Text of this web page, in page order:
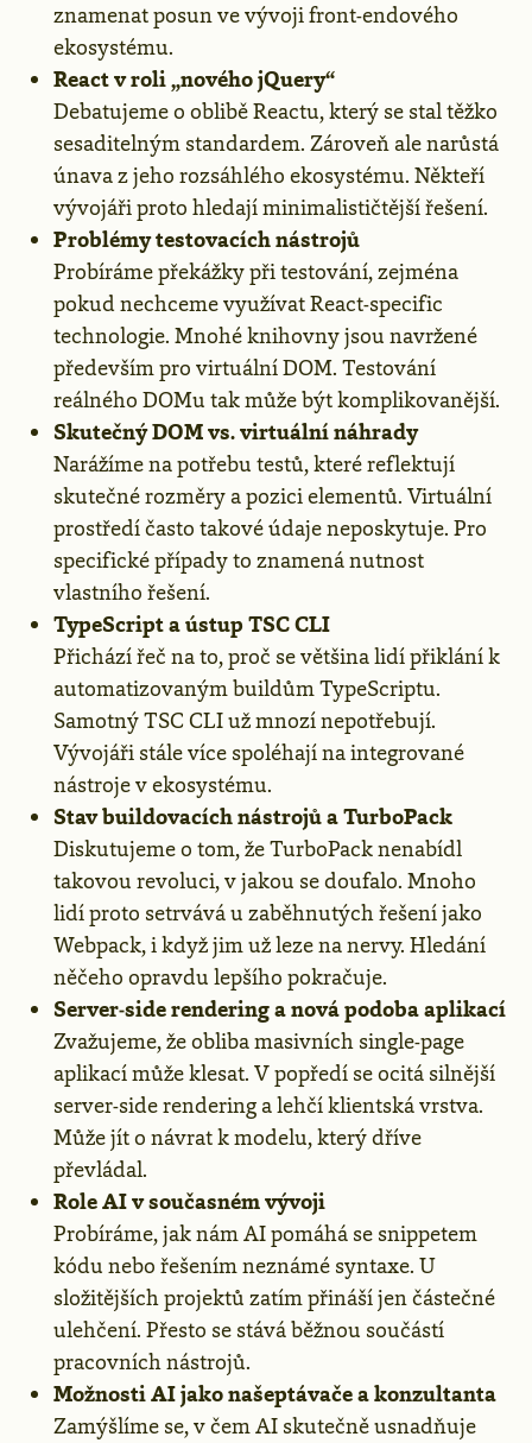
znamenat posun ve vývoji front‑endového
ekosystému.
React v roli „nového jQuery“
Debatujeme o oblibě Reactu, který se stal těžko
sesaditelným standardem. Zároveň ale narůstá
únava z jeho rozsáhlého ekosystému. Někteří
vývojáři proto hledají minimalističtější řešení.
Problémy testovacích nástrojů
Probíráme překážky při testování, zejména
pokud nechceme využívat React‑specific
technologie. Mnohé knihovny jsou navržené
především pro virtuální DOM. Testování
reálného DOMu tak může být komplikovanější.
Skutečný DOM vs. virtuální náhrady
Narážíme na potřebu testů, které reflektují
skutečné rozměry a pozici elementů. Virtuální
prostředí často takové údaje neposkytuje. Pro
specifické případy to znamená nutnost
vlastního řešení.
TypeScript a ústup TSC CLI
Přichází řeč na to, proč se většina lidí přiklání k
automatizovaným buildům TypeScriptu.
Samotný TSC CLI už mnozí nepotřebují.
Vývojáři stále více spoléhají na integrované
nástroje v ekosystému.
Stav buildovacích nástrojů a TurboPack
Diskutujeme o tom, že TurboPack nenabídl
takovou revoluci, v jakou se doufalo. Mnoho
lidí proto setrvává u zaběhnutých řešení jako
Webpack, i když jim už leze na nervy. Hledání
něčeho opravdu lepšího pokračuje.
Server‑side rendering a nová podoba aplikací
Zvažujeme, že obliba masivních single‑page
aplikací může klesat. V popředí se ocitá silnější
server‑side rendering a lehčí klientská vrstva.
Může jít o návrat k modelu, který dříve
převládal.
Role AI v současném vývoji
Probíráme, jak nám AI pomáhá se snippetem
kódu nebo řešením neznámé syntaxe. U
složitějších projektů zatím přináší jen částečné
ulehčení. Přesto se stává běžnou součástí
pracovních nástrojů.
Možnosti AI jako našeptávače a konzultanta
Zamýšlíme se, v čem AI skutečně usnadňuje